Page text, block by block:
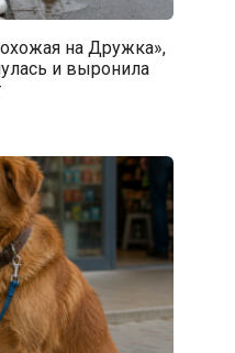
на Дружка»,
и выронила